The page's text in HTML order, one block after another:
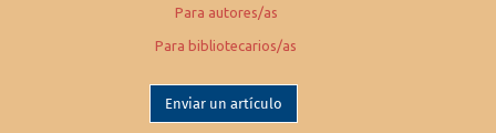
Para autores/as
Para bibliotecarios/as
Enviar un artículo